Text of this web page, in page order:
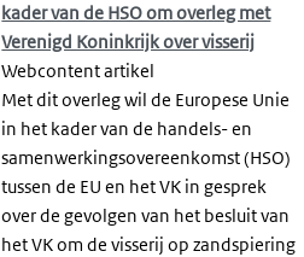
kader van de HSO om overleg met
Verenigd Koninkrijk over visserij
Webcontent artikel
Met dit overleg wil de Europese Unie
in het kader van de handels- en
samenwerkingsovereenkomst (HSO)
tussen de EU en het VK in gesprek
over de gevolgen van het besluit van
het VK om de visserij op zandspiering